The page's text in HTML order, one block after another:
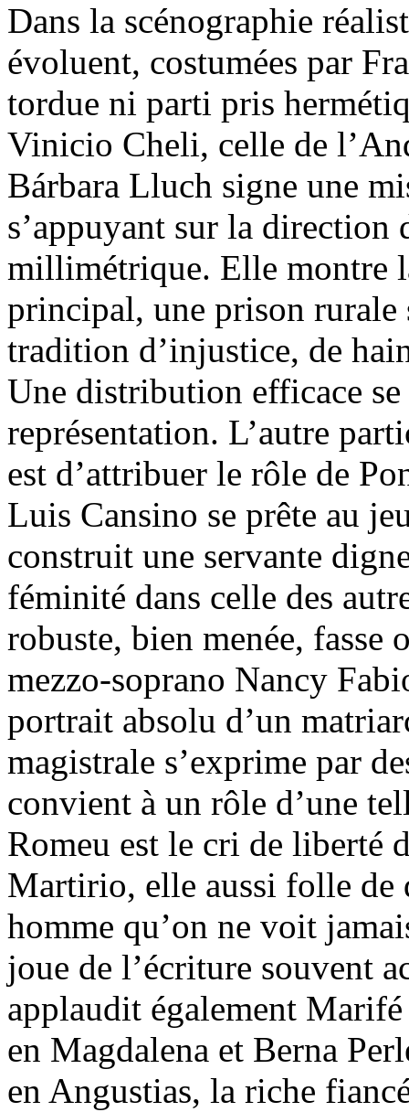
Dans la scénographie
évoluent, costumées par
tordue ni parti pris
Vinicio Cheli, celle de
Bárbara Lluch signe une
s’appuyant sur la direction
millimétrique. Elle montre
principal, une prison rurale
tradition d’injustice, de
Une distribution efficace
représentation. L’autre
est d’attribuer le rôle de
Luis Cansino se prête au
construit une servante
féminité dans celle des
robuste, bien menée, fasse
mezzo-soprano Nancy
portrait absolu d’un
magistrale s’exprime par
convient à un rôle d’une
Romeu est le cri de liberté
Martirio, elle aussi folle de
homme qu’on ne voit
joue de l’écriture souvent
applaudit également
en Magdalena et Berna
en Angustias, la riche